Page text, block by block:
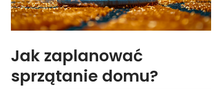
Jak zaplanować
sprzątanie domu?